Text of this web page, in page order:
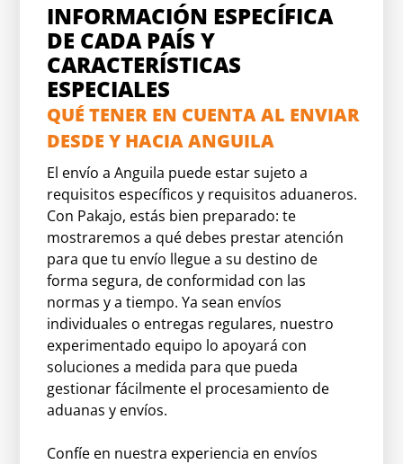
INFORMACIÓN ESPECÍFICA
DE CADA PAÍS Y
CARACTERÍSTICAS
ESPECIALES
QUÉ TENER EN CUENTA AL ENVIAR
DESDE Y HACIA ANGUILA
El envío a Anguila puede estar sujeto a
requisitos específicos y requisitos aduaneros.
Con Pakajo, estás bien preparado: te
mostraremos a qué debes prestar atención
para que tu envío llegue a su destino de
forma segura, de conformidad con las
normas y a tiempo. Ya sean envíos
individuales o entregas regulares, nuestro
experimentado equipo lo apoyará con
soluciones a medida para que pueda
gestionar fácilmente el procesamiento de
aduanas y envíos.
Confíe en nuestra experiencia en envíos